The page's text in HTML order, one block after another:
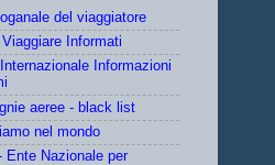
del viaggiatore
Informati
Informazioni
aeree - black list
nel mondo
Ente Nazionale per